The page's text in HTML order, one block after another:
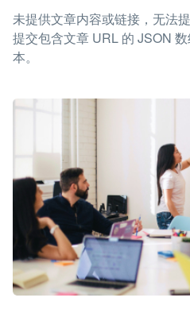
未提供文章内容或链接，无法
提交包含文章 URL 的 JSON
本。